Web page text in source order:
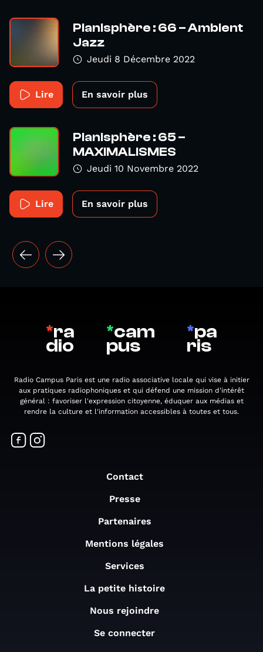
Planisphère : 66 – Ambient
Jazz
Jeudi 8 Décembre 2022
Lire En savoir plus
Planisphère : 65 –
MAXIMALISMES
Jeudi 10 Novembre 2022
Lire En savoir plus
*ra
dio
*cam
pus
*pa
ris
Radio Campus Paris est une radio associative locale qui vise à initier
aux pratiques radiophoniques et qui défend une mission d'intérêt
général : favoriser l'expression citoyenne, éduquer aux médias et
rendre la culture et l'information accessibles à toutes et tous.
Contact
Presse
Partenaires
Mentions légales
Services
La petite histoire
Nous rejoindre
Se connecter